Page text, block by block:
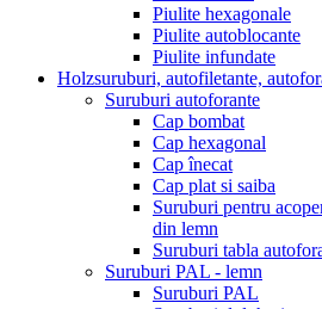
Piulite hexagonale
Piulite autoblocante
Piulite infundate
Holzsuruburi, autofiletante,
Suruburi autoforante
Cap bombat
Cap hexagonal
Cap înecat
Cap plat si saiba
Suruburi pentru
din lemn
Suruburi tabla
Suruburi PAL - lemn
Suruburi PAL